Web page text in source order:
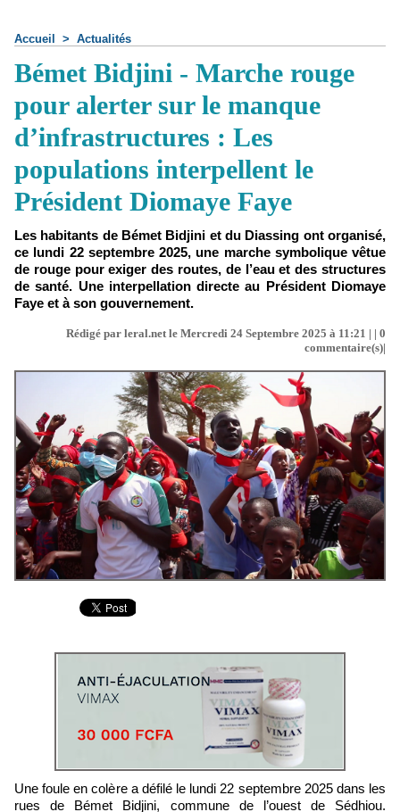
Accueil > Actualités
Bémet Bidjini - Marche rouge
pour alerter sur le manque
d’infrastructures : Les
populations interpellent le
Président Diomaye Faye
Les habitants de Bémet Bidjini et du Diassing ont organisé,
ce lundi 22 septembre 2025, une marche symbolique vêtue
de rouge pour exiger des routes, de l’eau et des structures
de santé. Une interpellation directe au Président Diomaye
Faye et à son gouvernement.
Rédigé par leral.net le Mercredi 24 Septembre 2025 à 11:21 | | 0
commentaire(s)|
Une foule en colère a défilé le lundi 22 septembre 2025 dans les
rues de Bémet Bidjini, commune de l’ouest de Sédhiou.